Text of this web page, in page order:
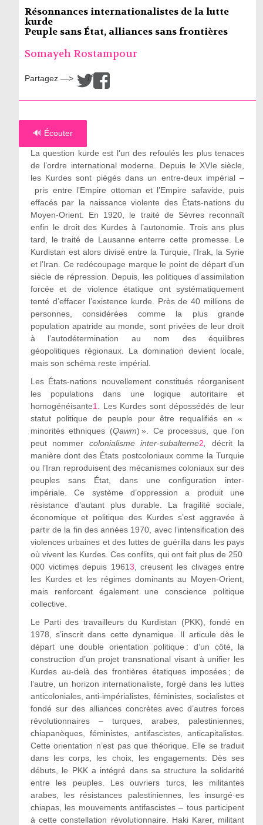
Résonnances internationalistes de la lutte
kurde
Peuple sans État, alliances sans frontières
Somayeh Rostampour
Partagez —> /
🔊 Écouter
La question kurde est l’un des refoulés les plus tenaces
de l’ordre international moderne. Depuis le XVIe siècle,
les Kurdes sont piégés dans un entre-deux impérial –
pris entre l’Empire ottoman et l’Empire safavide, puis
effacés par la naissance violente des États-nations du
Moyen-Orient. En 1920, le traité de Sèvres reconnaît
enfin le droit des Kurdes à l’autonomie. Trois ans plus
tard, le traité de Lausanne enterre cette promesse. Le
Kurdistan est alors divisé entre la Turquie, l’Irak, la Syrie
et l’Iran. Ce redécoupage marque le point de départ d’un
siècle de répression. Depuis, les politiques d’assimilation
forcée et de violence étatique ont systématiquement
tenté d’effacer l’existence kurde. Près de 40 millions de
personnes, considérées comme la plus grande
population apatride au monde, sont privées de leur droit
à l’autodétermination au nom des équilibres
géopolitiques régionaux. La domination devient locale,
mais son schéma reste impérial.
Les États-nations nouvellement constitués réorganisent
les populations dans une logique autoritaire et
homogénéisante1
. Les Kurdes sont dépossédés de leur
statut politique de peuple pour être requalifiés en «
minorités ethniques (Qawm) ». Ce processus, que l’on
peut nommer colonialisme inter-subalterne2
décrit la
manière dont des États postcoloniaux comme la Turquie
ou l’Iran reproduisent des mécanismes coloniaux sur des
peuples sans État, dans une configuration inter-
impériale. Ce système d’oppression a produit une
résistance d’autant plus durable. La fragilité sociale,
économique et politique des Kurdes s’est aggravée à
partir de la fin des années 1970, avec l’intensification des
violences urbaines et des luttes de guérilla dans les pays
où vivent les Kurdes. Ces conflits, qui ont fait plus de 250
000 victimes depuis 19613 , creusent les clivages entre
les Kurdes et les régimes dominants au Moyen-Orient,
mais renforcent également une conscience politique
collective.
Le Parti des travailleurs du Kurdistan (PKK), fondé en
1978, s’inscrit dans cette dynamique. Il articule dès le
départ une double orientation politique : d’un côté, la
construction d’un projet transnational visant à unifier les
Kurdes au-delà des frontières étatiques imposées ; de
l’autre, un horizon internationaliste, forgé dans les luttes
anticoloniales, anti-impérialistes, féministes, socialistes et
fondé sur des alliances concrètes avec d’autres forces
révolutionnaires – turques, arabes, palestiniennes,
chiapanèques, féministes, antifascistes, anticapitalistes.
Cette orientation n’est pas que théorique. Elle se traduit
dans les corps, les choix, les engagements. Dès ses
débuts, le PKK a intégré dans sa structure la solidarité
entre les peuples. Les ouvriers turcs, les militantes
arabes, les résistances palestiniennes, les insurgé·es
chiapas, les mouvements antifascistes – tous participent
à cette constellation révolutionnaire. Haki Karer, militant